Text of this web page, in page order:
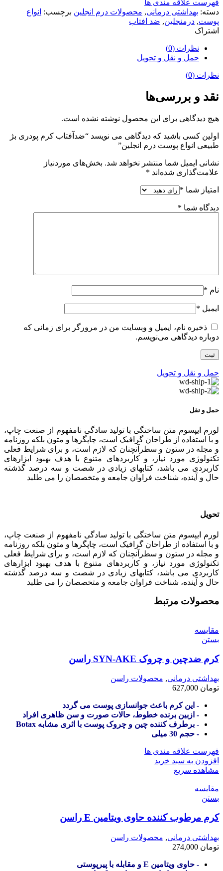
فهرست علاقه مندی ها
دسته: بهداشتی درمانی, محصولات درم انجلین برچسب: انواع
پوست, درمنجلین, ضد افتاب
اشتراک
نظرات (0)
حمل و نقل و تحویل
نظرات (0)
نقد و بررسی‌ها
هیچ دیدگاهی برای این محصول نوشته نشده است.
اولین کسی باشید که دیدگاهی می نویسد “ضدآفتاب کرم پودری بژ
طبیعی انواع پوست درم انجلین”
نشانی ایمیل شما منتشر نخواهد شد. بخش‌های موردنیاز
علامت‌گذاری شده‌اند *
امتیاز شما *
دیدگاه شما *
نام *
ایمیل *
ذخیره نام، ایمیل و وبسایت من در مرورگر برای زمانی که
دوباره دیدگاهی می‌نویسم.
حمل و نقل و تحویل
حمل و نقل
لورم ایپسوم متن ساختگی با تولید سادگی نامفهوم از صنعت چاپ،
و با استفاده از طراحان گرافیک است، چاپگرها و متون بلکه روزنامه
و مجله در ستون و سطرآنچنان که لازم است، و برای شرایط فعلی
تکنولوژی مورد نیاز، و کاربردهای متنوع با هدف بهبود ابزارهای
کاربردی می باشد، کتابهای زیادی در شصت و سه درصد گذشته
حال و آینده، شناخت فراوان جامعه و متخصصان را می طلبد
تحویل
لورم ایپسوم متن ساختگی با تولید سادگی نامفهوم از صنعت چاپ،
و با استفاده از طراحان گرافیک است، چاپگرها و متون بلکه روزنامه
و مجله در ستون و سطرآنچنان که لازم است، و برای شرایط فعلی
تکنولوژی مورد نیاز، و کاربردهای متنوع با هدف بهبود ابزارهای
کاربردی می باشد، کتابهای زیادی در شصت و سه درصد گذشته
حال و آینده، شناخت فراوان جامعه و متخصصان را می طلبد
محصولات مرتبط
مقایسه
بستن
کرم ضدچین و چروک SYN-AKE راسن
بهداشتی درمانی, محصولات راسن
تومان
- این کرم باعث جوانسازی پوست می گردد
- ازبین برنده خطوط، حالات صورت و سن ظاهری افراد
- برطرف کننده چین و چروک پوست با اثری مشابه Botax
- حجم 30 میلی
فهرست علاقه مندی ها
افزودن به سبد خرید
مشاهده سریع
مقایسه
بستن
کرم مرطوب کننده حاوی ویتامین E راسن
بهداشتی درمانی, محصولات راسن
تومان
- حاوی ویتامین E و مقابله با پیرپوستی